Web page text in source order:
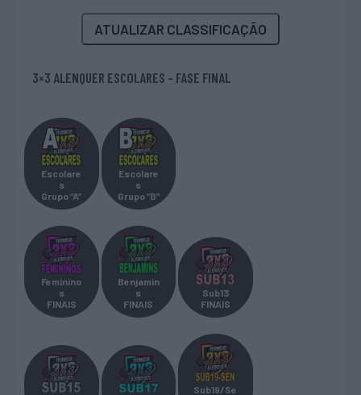
ATUALIZAR CLASSIFICAÇÃO
3×3 ALENQUER ESCOLARES - FASE FINAL
Escolare
s
Grupo “A”
Escolare
s
Grupo “B”
Feminino
s
FINAIS
Benjamin
s
FINAIS
Sub13
FINAIS
Sub19/Se